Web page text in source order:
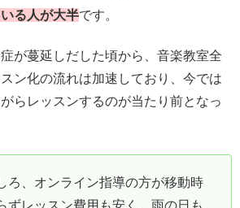
る人が大半です。
が蔓延しだした頃から、音楽教室全
ン化の流れは加速しており、今では
らレッスンするのが当たり前となっ
ろ、オンライン指導の方が移動時
ずレッスン費用も安く、雨の日も